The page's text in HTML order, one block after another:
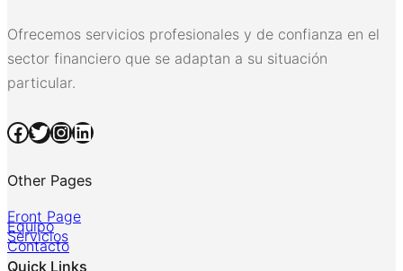
Ofrecemos servicios profesionales y de confianza en el
sector financiero que se adaptan a su situación
particular.
Facebook Twitter InstagramLinkedIn
Other Pages
Front Page
Equipo
Servicios
Contacto
Quick Links